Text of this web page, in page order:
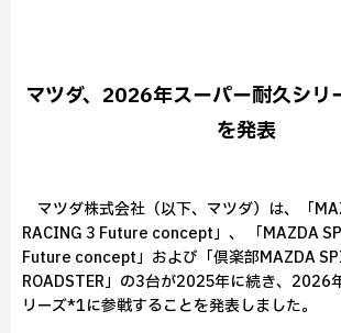
マツダ、2026年スーパー耐久シリ
を発表
マツダ株式会社（以下、マツダ）は、「
RACING 3 Future concept」、 「MAZDA
Future concept」および「倶楽部MAZDA
ROADSTER」の3台が2025年に続き、2026
リーズ*1に参戦することを発表しました。